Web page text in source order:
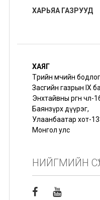
ХАРЬЯА ГАЗРУУД
ХАЯГ
Төрийн өмчийн
Засгийн газрын IX
Энхтайвны өргөн чөлөө-
Баянзүрх дүүрэг,
Улаанбаатар хот-
Монгол улс
НИЙГМИЙН